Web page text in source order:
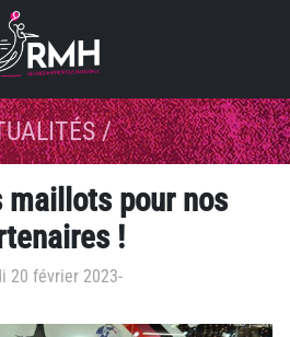
/
maillots pour nos
!
20 février 2023-
cookies